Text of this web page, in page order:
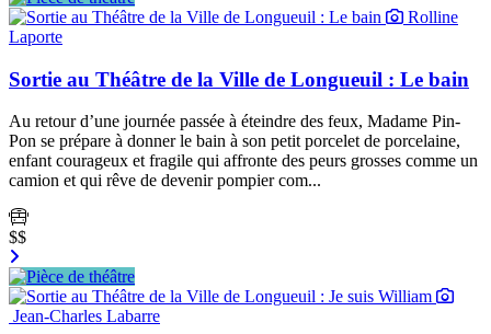
Rolline
Laporte
Sortie au Théâtre de la Ville de Longueuil : Le bain
Au retour d’une journée passée à éteindre des feux, Madame Pin-
Pon se prépare à donner le bain à son petit porcelet de porcelaine,
enfant courageux et fragile qui affronte des peurs grosses comme un
camion et qui rêve de devenir pompier com...
$$
Jean-Charles Labarre